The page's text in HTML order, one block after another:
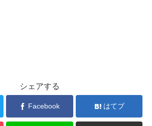
シェアする
Facebook はてブ